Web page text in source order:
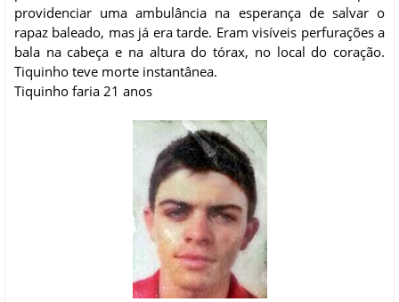
providenciar uma ambulância na esperança de salvar o
rapaz baleado, mas já era tarde. Eram visíveis perfurações a
bala na cabeça e na altura do tórax, no local do coração.
Tiquinho teve morte instantânea.
Tiquinho faria 21 anos